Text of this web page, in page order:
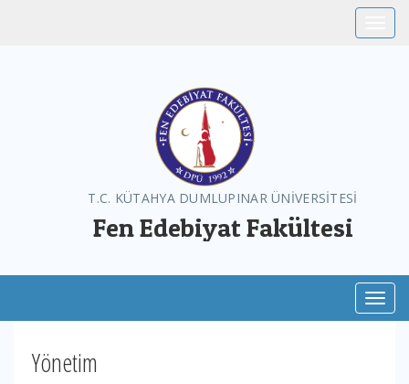
T.C. KÜTAHYA DUMLUPINAR ÜNİVERSİTESİ
Fen Edebiyat Fakültesi
Yönetim